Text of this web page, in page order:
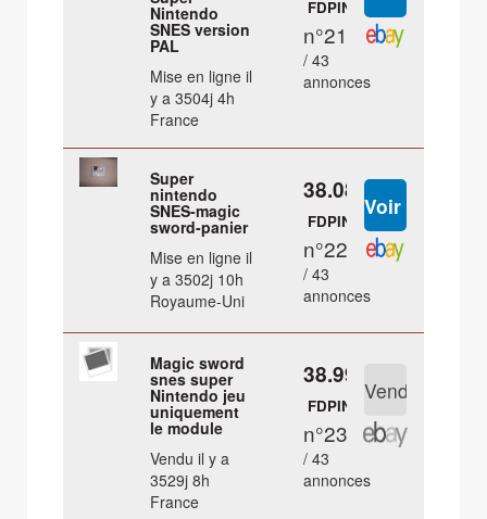
Nintendo
SNES version
PAL
Mise en ligne il
y a 3504j 4h
France
FDPIN
n°21
/ 43
annonces
Super
nintendo
SNES-magic
sword-panier
Mise en ligne il
y a 3502j 10h
Royaume-Uni
38.08 €
FDPIN
n°22
/ 43
annonces
Magic sword
snes super
Nintendo jeu
uniquement
le module
Vendu il y a
3529j 8h
France
38.99 €
FDPIN
n°23
/ 43
annonces